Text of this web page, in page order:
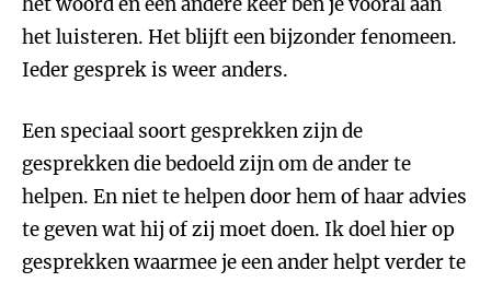
het luisteren. Het blijft een bijzonder fenomeen.
Ieder gesprek is weer anders.
Een speciaal soort gesprekken zijn de
gesprekken die bedoeld zijn om de ander te
helpen. En niet te helpen door hem of haar advies
te geven wat hij of zij moet doen. Ik doel hier op
gesprekken waarmee je een ander helpt verder te